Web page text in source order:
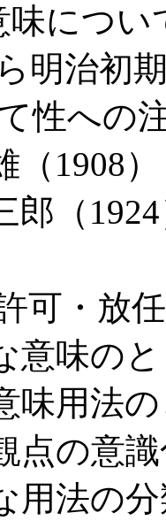
につい
明治初
性への
1908）
（
可・放
意味の
味用法
点の意識
用法の分